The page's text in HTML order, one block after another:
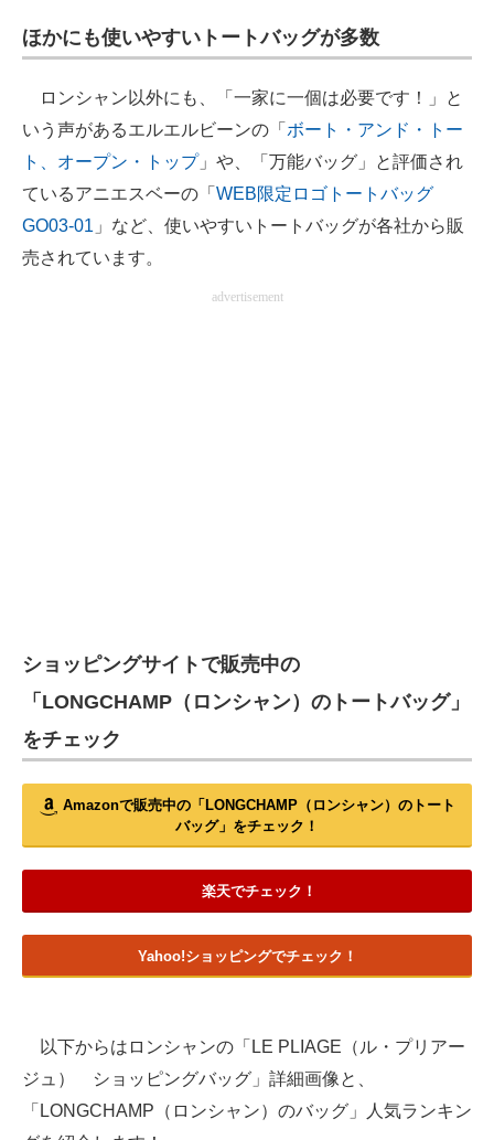
ほかにも使いやすいトートバッグが多数
ロンシャン以外にも、「一家に一個は必要です！」と
いう声があるエルエルビーンの「 ボート・アンド・トー
ト、オープン・トップ」や、「万能バッグ」と評価され
ているアニエスベーの「 WEB限定ロゴトートバッグ
GO03‐01 」など、使いやすいトートバッグが各社から販
売されています。
advertisement
ショッピングサイトで販売中の
「LONGCHAMP（ロンシャン）のトートバッグ」
をチェック
Amazonで販売中の「LONGCHAMP（ロンシャン）のトート
バッグ」をチェック！
楽天でチェック！
Yahoo!ショッピングでチェック！
以下からはロンシャンの「LE PLIAGE（ル・プリアー
ジュ） ショッピングバッグ」詳細画像と、
「LONGCHAMP（ロンシャン）のバッグ」人気ランキン